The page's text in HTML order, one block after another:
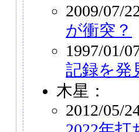
2009/07/
が衝突？
1997/01/
記録を発
木星：
2012/05/